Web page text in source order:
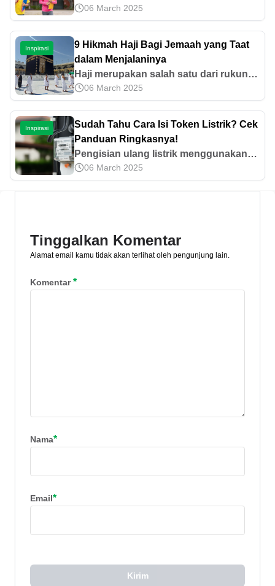
makan, kotak pensil, hingga uang saku,
yuk catat perlengkapan sekolah anak
TK yang diperlukan di artikel ini!
06 March 2025
Inspirasi
9 Hikmah Haji Bagi Jemaah yang Taat
dalam Menjalaninya
Haji merupakan salah satu dari rukun
Islam yang perlu dipenuhi. Kenali
hikmah haji bagi jemaah yang mampu
melaksanakan rangkaian kegiatan
tersebut!
06 March 2025
Inspirasi
Sudah Tahu Cara Isi Token Listrik? Cek
Panduan Ringkasnya!
Pengisian ulang listrik menggunakan
token dapat dilakukan secara praktis.
Mari simak cara isi token listrik mulai
06 March 2025
Tinggalkan Komentar
Alamat email kamu tidak akan terlihat oleh pengunjung lain.
Komentar*
Nama*
Email*
Kirim